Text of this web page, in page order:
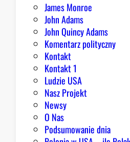
James Monroe
John Adams
John Quincy Adams
Komentarz polityczny
Kontakt
Kontakt 1
Ludzie USA
Nasz Projekt
Newsy
O Nas
Podsumowanie dnia